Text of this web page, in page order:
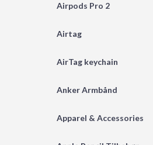
Airpods Pro 2
Airtag
AirTag keychain
Anker Armbånd
Apparel & Accessories